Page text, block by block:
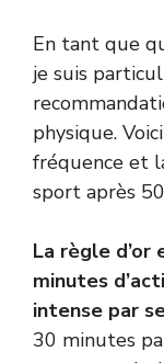
En tant que
je suis
physique.
fréquence et
sport après
La règle
minutes
intense par
30 minutes